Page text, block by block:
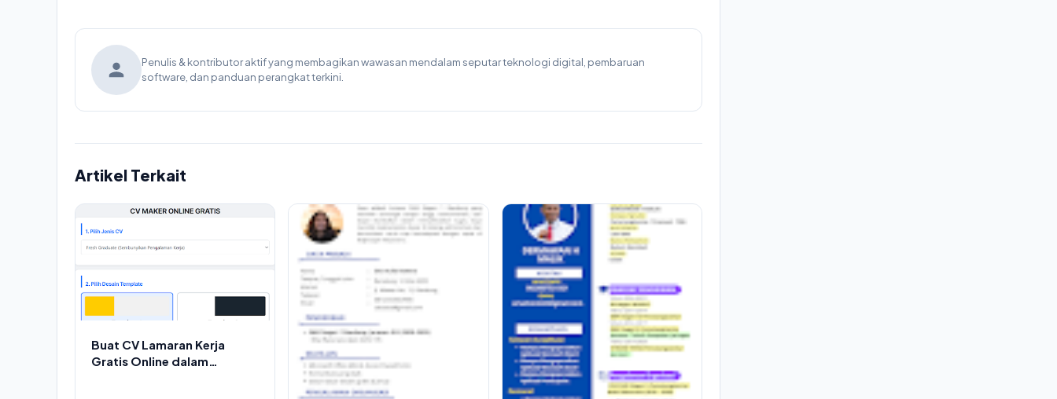
Penulis & kontributor aktif yang membagikan wawasan mendalam seputar teknologi digital, pembaruan
software, dan panduan perangkat terkini.
Artikel Terkait
Buat CV Lamaran Kerja
Gratis Online dalam